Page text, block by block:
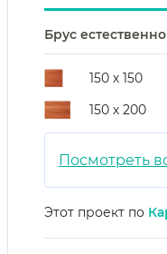
Брус
150 х 150
150 х 200
Посмотреть
Этот проект по